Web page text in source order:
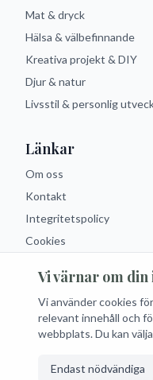
Mat & dryck
Hälsa & välbefinnande
Kreativa projekt & DIY
Djur & natur
Livsstil & personlig
Länkar
Om oss
Kontakt
Integritetspolicy
Cookies
Följ oss
Facebook
Instagram
Twitter
RSS
Vi värnar om
Vi använder cookies
relevant innehåll och
webbplats. Du kan
Endast nödvändiga